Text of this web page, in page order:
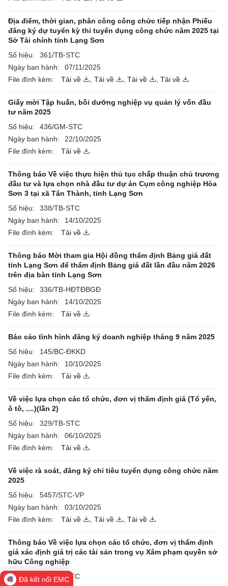
Địa điểm, thời gian, phân công công chức tiếp nhận Phiếu
đăng ký dự tuyển kỳ thi tuyển dụng công chức năm 2025 tại
Sở Tài chính tỉnh Lạng Sơn
Số hiệu:
361/TB-STC
Ngày ban hành:
07/11/2025
File đính kèm:
Tải về Tải về Tải về Tải về
Giấy mời Tập huấn, bồi dưỡng nghiệp vụ quản lý vốn đầu
tư năm 2025
Số hiệu:
436/GM-STC
Ngày ban hành:
22/10/2025
File đính kèm:
Tải về
Thông báo Về việc thực hiện thủ tục chấp thuận chủ trương
đầu tư và lựa chọn nhà đầu tư dự án Cụm công nghiệp Hòa
Sơn 3 tại xã Tân Thành, tỉnh Lạng Sơn
Số hiệu:
338/TB-STC
Ngày ban hành:
14/10/2025
File đính kèm:
Tải về
Thông báo Mời tham gia Hội đồng thẩm định Bảng giá đất
tỉnh Lạng Sơn để thẩm định Bảng giá đất lần đầu năm 2026
trên địa bàn tỉnh Lạng Sơn
Số hiệu:
336/TB-HĐTĐBGĐ
Ngày ban hành:
14/10/2025
File đính kèm:
Tải về
Báo cáo tình hình đăng ký doanh nghiệp tháng 9 năm 2025
Số hiệu:
145/BC-ĐKKD
Ngày ban hành:
10/10/2025
File đính kèm:
Tải về
Về việc lựa chọn các tổ chức, đơn vị thẩm định giá (Tổ yến,
ô tô, ....)(lần 2)
Số hiệu:
329/TB-STC
Ngày ban hành:
06/10/2025
File đính kèm:
Tải về
Về việc rà soát, đăng ký chỉ tiêu tuyển dụng công chức năm
2025
Số hiệu:
5457/STC-VP
Ngày ban hành:
03/10/2025
File đính kèm:
Tải về Tải về Tải về
Thông báo Về việc lựa chọn các tổ chức, đơn vị thẩm định
giá xác định giá trị các tài sản trong vụ Xâm phạm quyền sở
hữu Công nghiệp
Số hiệu:
326/TB-STC
Đã kết nối EMC